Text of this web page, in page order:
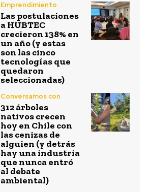
Emprendimiento
Las postulaciones
a HUBTEC
crecieron 138% en
un año (y estas
son las cinco
tecnologías que
quedaron
seleccionadas)
Conversamos con
312 árboles
nativos crecen
hoy en Chile con
las cenizas de
alguien (y detrás
hay una industria
que nunca entró
al debate
ambiental)